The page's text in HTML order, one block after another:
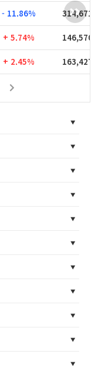
- 11.86% 314,671
+ 5.74% 146,570
+ 2.45% 163,427